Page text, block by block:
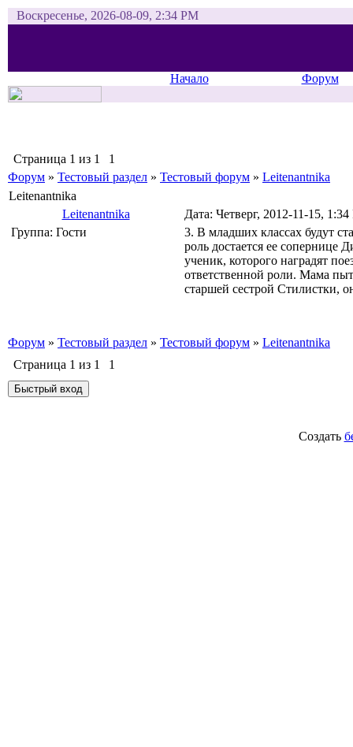
Воскресенье, 2026-08-09, 2:34 PM
Начало Форум
Страница 1 из 1
1
Форум » Тестовый раздел » Тестовый форум » Leitenantnika
Leitenantnika
Leitenantnika
Дата: Четверг, 2012-11-15,
Группа: Гости
3. В младших классах будут
роль достается ее сопернице
ученик, которого наградят
ответственной роли. Мама
старшей сестрой Стилистки,
Форум » Тестовый раздел » Тестовый форум » Leitenantnika
Страница 1 из 1 1
Создать